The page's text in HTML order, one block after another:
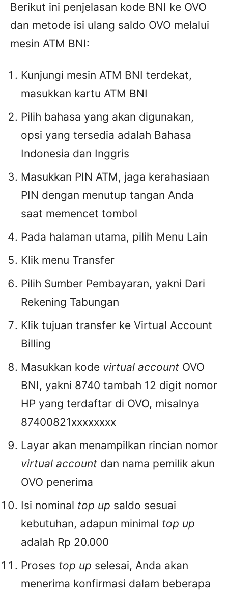
Berikut ini penjelasan kode BNI ke OVO
dan metode isi ulang saldo OVO melalui
mesin ATM BNI:
Kunjungi mesin ATM BNI terdekat,
masukkan kartu ATM BNI
Pilih bahasa yang akan digunakan,
opsi yang tersedia adalah Bahasa
Indonesia dan Inggris
Masukkan PIN ATM, jaga kerahasiaan
PIN dengan menutup tangan Anda
saat memencet tombol
Pada halaman utama, pilih Menu Lain
Klik menu Transfer
Pilih Sumber Pembayaran, yakni Dari
Rekening Tabungan
Klik tujuan transfer ke Virtual Account
Billing
Masukkan kode virtual account OVO
BNI, yakni 8740 tambah 12 digit nomor
HP yang terdaftar di OVO, misalnya
87400821xxxxxxxx
Layar akan menampilkan rincian nomor
virtual account dan nama pemilik akun
OVO penerima
Isi nominal top up saldo sesuai
kebutuhan, adapun minimal top up
adalah Rp 20.000
Proses top up selesai, Anda akan
menerima konfirmasi dalam beberapa